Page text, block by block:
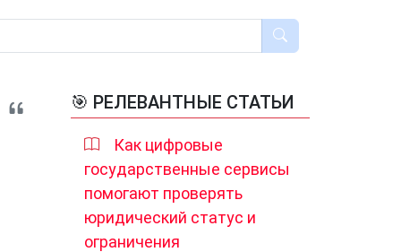
🎯 РЕЛЕВАНТНЫЕ СТАТЬИ
Как цифровые
государственные сервисы
помогают проверять
юридический статус и
ограничения